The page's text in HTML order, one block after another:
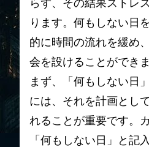
らず、その結果ストレ
ります。何もしない日
的に時間の流れを緩め
会を設けることができま
まず、「何もしない日
には、それを計画とし
れることが重要です。
「何もしない日」と記